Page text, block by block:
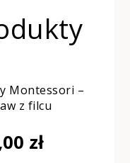
Montessori –
z filcu
zł